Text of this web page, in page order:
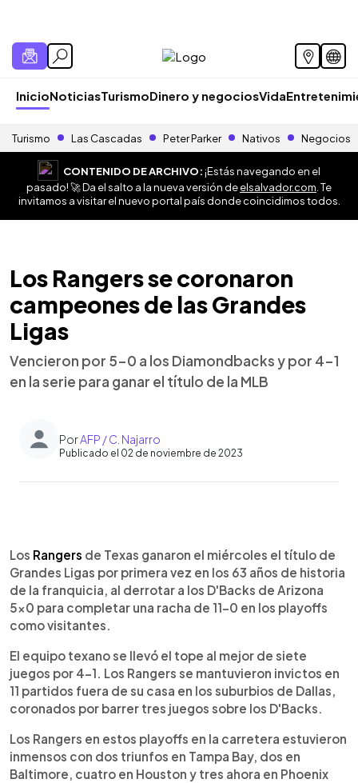
InicioNoticiasTurismoDinero y negociosVida
Turismo Las Cascadas Peter Parker Nativos Negocios
CONTENIDO DE ARCHIVO:¡Estás navegando en el
pasado! 🚀 Da el salto a la nueva versión deelsalvador.com . Te
invitamos a visitar el nuevo portal país donde coincidimos todos.
Los Rangers se coronaron
campeones de las Grandes
Ligas
Vencieron por 5-0 a los Diamondbacks y por 4-1
en la serie para ganar el título de la MLB
PorAFP / C. Najarro
Publicado el 02 de noviembre de 2023
Escuchar artículo
Los Rangers de Texas ganaron el miércoles el título de
Grandes Ligas por primera vez en los 63 años de historia
de la franquicia, al derrotar a los D'Backs de Arizona
5x0 para completar una racha de 11-0 en los playoffs
como visitantes.
El equipo texano se llevó el tope al mejor de siete
juegos por 4-1. Los Rangers se mantuvieron invictos en
11 partidos fuera de su casa en los suburbios de Dallas,
coronados por barrer tres juegos sobre los D'Backs.
Los Rangers en estos playoffs en la carretera estuvieron
inmensos con dos triunfos en Tampa Bay, dos en
Baltimore, cuatro en Houston y tres ahora en Phoenix